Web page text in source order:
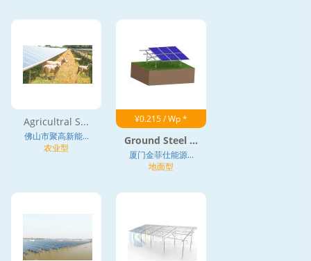
Agricultral S...
佛山市聚高新能...
农业型
¥0.215 / Wp *
Ground Steel ...
厦门金菲仕能源...
地面型